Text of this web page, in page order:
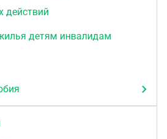
действий
детям инвалидам